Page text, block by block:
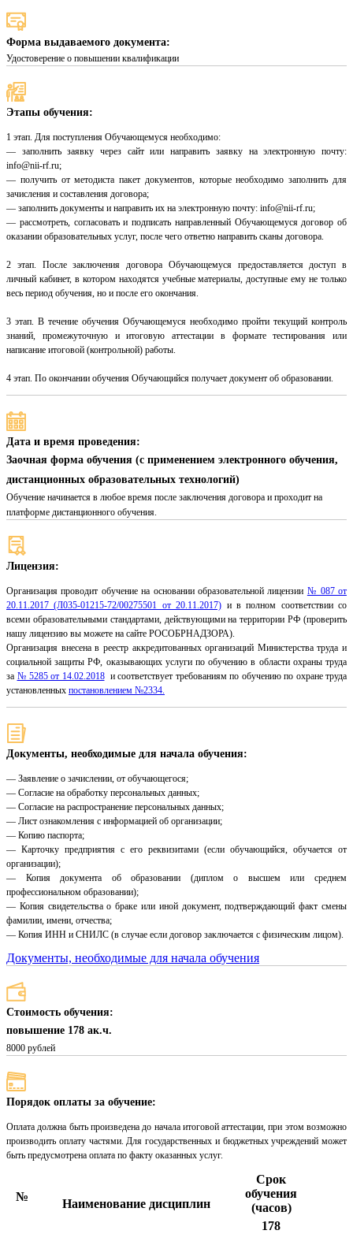
Форма выдаваемого документа:
Удостоверение о повышении квалификации
Этапы обучения:
1 этап. Для поступления Обучающемуся необходимо:
— заполнить заявку через сайт или направить заявку на электронную почту:
info@nii-rf.ru;
— получить от методиста пакет документов, которые необходимо заполнить для
зачисления и составления договора;
— заполнить документы и направить их на электронную почту: info@nii-rf.ru;
— рассмотреть, согласовать и подписать направленный Обучающемуся договор об
оказании образовательных услуг, после чего ответно направить сканы договора.
2 этап. После заключения договора Обучающемуся предоставляется доступ в
личный кабинет, в котором находятся учебные материалы, доступные ему не только
весь период обучения, но и после его окончания.
3 этап. В течение обучения Обучающемуся необходимо пройти текущий контроль
знаний, промежуточную и итоговую аттестации в формате тестирования или
написание итоговой (контрольной) работы.
4 этап. По окончании обучения Обучающийся получает документ об образовании.
Дата и время проведения:
Заочная форма обучения (с применением электронного обучения,
дистанционных образовательных технологий)
Обучение начинается в любое время после заключения договора и проходит на
платформе дистанционного обучения.
Лицензия:
Организация проводит обучение на основании образовательной лицензии № 087 от
20.11.2017 (Л035-01215-72/00275501 от 20.11.2017) и в полном соответствии со
всеми образовательными стандартами, действующими на территории РФ (проверить
нашу лицензию вы можете на сайте РОСОБРНАДЗОРА).
Организация внесена в реестр аккредитованных организаций Министерства труда и
социальной защиты РФ, оказывающих услуги по обучению в области охраны труда
за № 5285 от 14.02.2018и соответствует требованиям по обучению по охране труда
установленных постановлением №2334.
Документы, необходимые для начала обучения:
— Заявление о зачислении, от обучающегося;
— Согласие на обработку персональных данных;
— Согласие на распространение персональных данных;
— Лист ознакомления с информацией об организации;
— Копию паспорта;
— Карточку предприятия с его реквизитами (если обучающийся, обучается от
организации);
— Копия документа об образовании (диплом о высшем или среднем
профессиональном образовании);
— Копия свидетельства о браке или иной документ, подтверждающий факт смены
фамилии, имени, отчества;
— Копия ИНН и СНИЛС (в случае если договор заключается с физическим лицом).
Документы, необходимые для начала обучения
Стоимость обучения:
повышение 178 ак.ч.
8000 рублей
Порядок оплаты за обучение:
Оплата должна быть произведена до начала итоговой аттестации, при этом возможно
производить оплату частями. Для государственных и бюджетных учреждений может
быть предусмотрена оплата по факту оказанных услуг.
№
Наименование дисциплин
Срок
обучения
(часов)
178